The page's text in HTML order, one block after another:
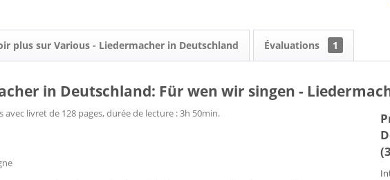
plus sur Various - Liedermacher in Deutschland Évaluations 1
in Deutschland: Für wen wir singen -
avec livret de 128 pages, durée de lecture : 3h 50min.